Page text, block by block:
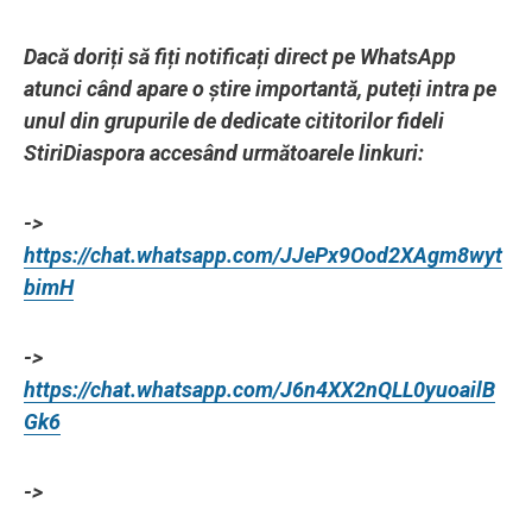
Dacă doriți să fiți notificați direct pe WhatsApp
atunci când apare o știre importantă, puteți intra pe
unul din grupurile de dedicate cititorilor fideli
StiriDiaspora accesând următoarele linkuri:
->
https://chat.whatsapp.com/JJePx9Ood2XAgm8wyt
bimH
->
https://chat.whatsapp.com/J6n4XX2nQLL0yuoailB
Gk6
->